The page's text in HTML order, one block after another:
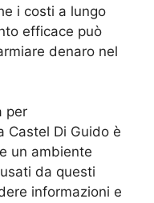
i costi a lungo
efficace può
denaro nel
per
Castel Di Guido è
un ambiente
da questi
informazioni e